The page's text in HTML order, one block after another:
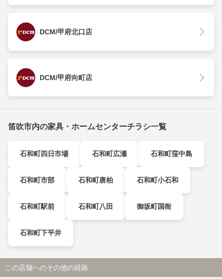
DCM/甲府北口店
DCM/甲府向町店
笛吹市内の家具・ホームセンターチラシ一覧
石和町四日市場 石和町広瀬 石和町窪中島
石和町市部 石和町唐柏 石和町小石和
石和町駅前 石和町八田 御坂町国衙
石和町下平井
この店舗へのその他の経路